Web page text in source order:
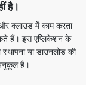
है।
क्लाउड में काम करता
हैं। इस एप्लिकेशन के
स्थापना या डाउनलोड की
है।